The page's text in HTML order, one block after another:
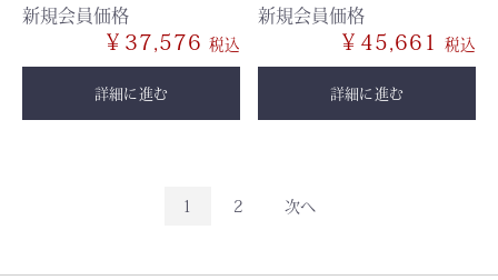
新規会員価格
￥37,576
詳細に進む
新規会員価格
￥45,661
詳細に進む
1 2 次へ